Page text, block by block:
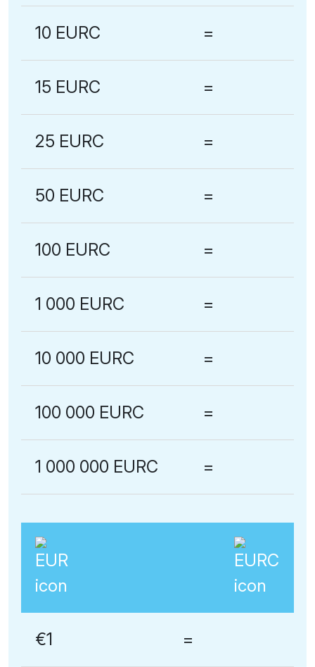
10 EURC =
15 EURC =
25 EURC =
50 EURC =
100 EURC =
1 000 EURC =
10 000 EURC =
100 000 EURC =
1 000 000 EURC =
€1 =